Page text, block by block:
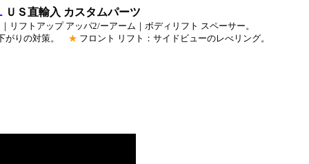
ＵＳ直輸入 カスタムパーツ
フトアップ アッパ2/ーアーム｜ボディリフト スペーサー。
がりの対策。 ★ フロント リフト：サイドビューのレべリング。